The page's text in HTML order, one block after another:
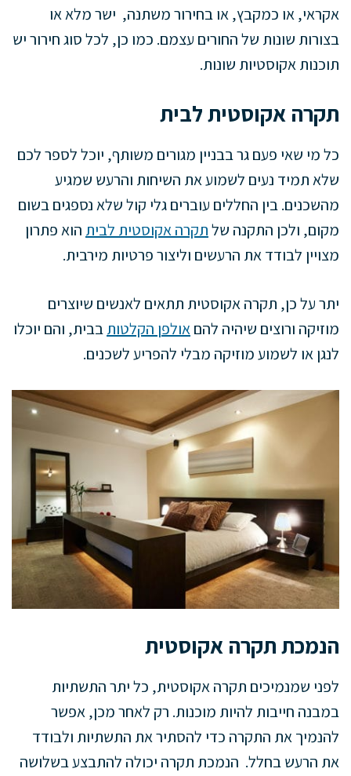
אקראי, או כמקבץ, או בחירור משתנה, ישר מלא או
בצורות שונות של החורים עצמם. כמו כן, לכל סוג חירור יש
תוכנות אקוסטיות שונות.
תקרה אקוסטית לבית
כל מי שאי פעם גר בבניין מגורים משותף, יוכל לספר לכם
שלא תמיד נעים לשמוע את השיחות והרעש שמגיע
מהשכנים. בין החללים עוברים גלי קול שלא נספגים בשום
מקום, ולכן התקנה שלתקרה אקוסטית לבית הוא פתרון
מצויין לבודד את הרעשים וליצור פרטיות מירבית.
יתר על כן, תקרה אקוסטית תתאים לאנשים שיוצרים
מוזיקה ורוצים שיהיה להםאולפן הקלטותבבית, והם יוכלו
לנגן או לשמוע מוזיקה מבלי להפריע לשכנים.
הנמכת תקרה אקוסטית
לפני שמנמיכים תקרה אקוסטית, כל יתר התשתיות
במבנה חייבות להיות מוכנות. רק לאחר מכן, אפשר
להנמיך את התקרה כדי להסתיר את התשתיות ולבודד
את הרעש בחלל. הנמכת תקרה יכולה להתבצע בשלושה